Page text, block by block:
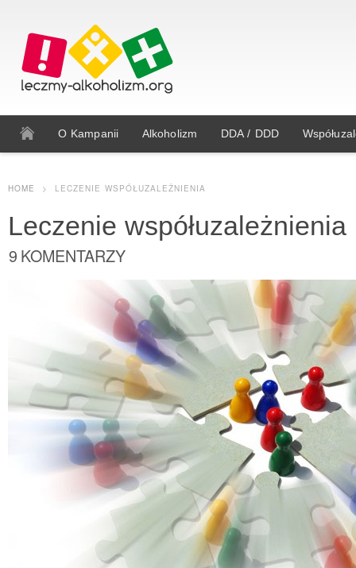
O Kampanii Alkoholizm DDA / DDD
HOME > LECZENIE WSPÓŁUZALEŻNIENIA
Leczenie współuzależnienia
9 KOMENTARZY